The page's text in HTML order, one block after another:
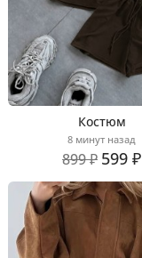
Костюм
8 минут назад
899 ₽ 599 ₽